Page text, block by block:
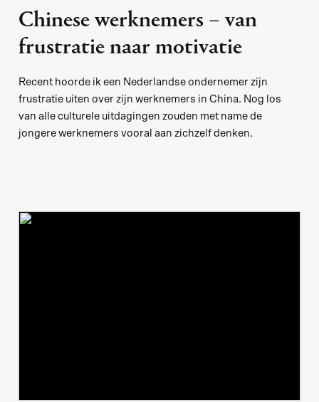
Chinese werknemers – van
frustratie naar motivatie
Recent hoorde ik een Nederlandse ondernemer zijn
frustratie uiten over zijn werknemers in China. Nog los
van alle culturele uitdagingen zouden met name de
jongere werknemers vooral aan zichzelf denken.